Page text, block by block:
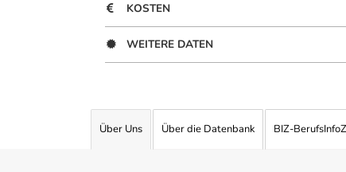
KOSTEN
WEITERE DATEN
Über Uns Über die Datenbank BIZ-